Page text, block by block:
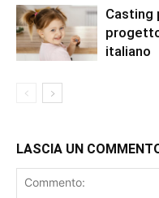
Casting
italiano
LASCIA UN